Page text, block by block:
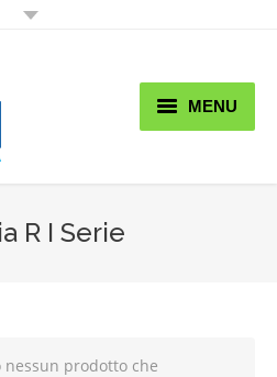
MENU
& News
R I Serie
prodotto che